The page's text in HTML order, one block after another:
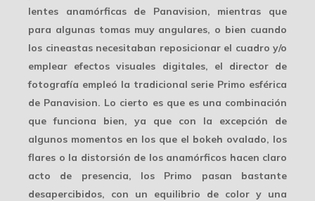
lentes anamórficas de Panavision, mientras que
para algunas tomas muy angulares, o bien cuando
los cineastas necesitaban reposicionar el cuadro y/o
emplear efectos visuales digitales, el director de
fotografía empleó la tradicional serie Primo esférica
de Panavision. Lo cierto es que es una combinación
que funciona bien, ya que con la excepción de
algunos momentos en los que el bokeh ovalado, los
flares o la distorsión de los anamórficos hacen claro
acto de presencia, los Primo pasan bastante
desapercibidos, con un equilibrio de color y una